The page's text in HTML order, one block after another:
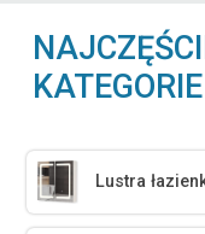
KATEGORIE
Lustra